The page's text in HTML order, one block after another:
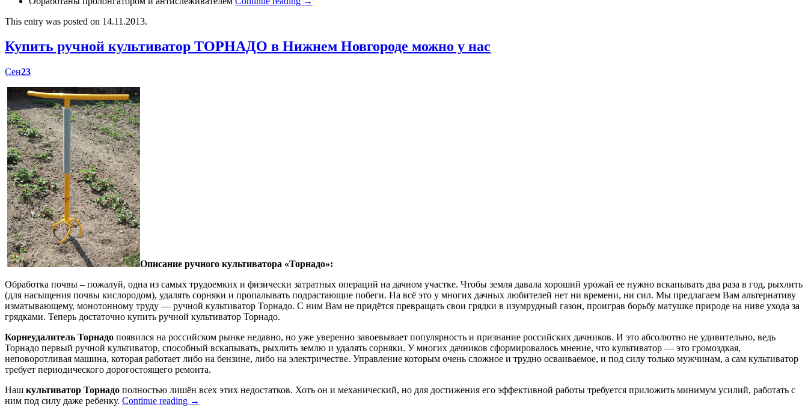
This entry was posted on 14.11.2013.
Купить ручной культиватор ТОРНАДО в Нижнем Новгороде можно у нас
Сен23
Описание ручного культиватора «Торнадо»:
Обработка почвы – пожалуй, одна из самых трудоемких и физически затратных операций на дачном участке. Чтобы земля давала хороший урожай ее нужно вскапывать два раза в год, рыхлить
(для насыщения почвы кислородом), удалять сорняки и пропалывать подрастающие побеги. На всё это у многих дачных любителей нет ни времени, ни сил. Мы предлагаем Вам альтернативу
изматывающему, монотонному труду — ручной культиватор Торнадо. С ним Вам не придётся превращать свои грядки в изумрудный газон, проиграв борьбу матушке природе на ниве ухода за
грядками. Теперь достаточно купить ручной культиватор Торнадо.
Корнеудалитель Торнадо появился на российском рынке недавно, но уже уверенно завоевывает популярность и признание российских дачников. И это абсолютно не удивительно, ведь
Торнадо первый ручной культиватор, способный вскапывать, рыхлить землю и удалять сорняки. У многих дачников сформировалось мнение, что культиватор — это громоздкая,
неповоротливая машина, которая работает либо на бензине, либо на электричестве. Управление которым очень сложное и трудно осваиваемое, и под силу только мужчинам, а сам культиватор
требует периодического дорогостоящего ремонта.
Наш культиватор Торнадо полностью лишён всех этих недостатков. Хоть он и механический, но для достижения его эффективной работы требуется приложить минимум усилий, работать с
ним под силу даже ребенку. Continue reading →